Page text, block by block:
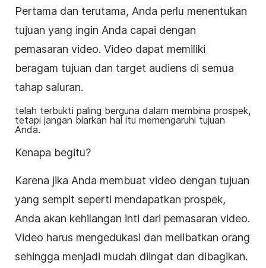
Pertama dan terutama, Anda perlu menentukan
tujuan yang ingin Anda capai dengan
pemasaran video. Video dapat memiliki
beragam tujuan dan target audiens di semua
tahap saluran.
telah terbukti paling berguna dalam membina prospek,
tetapi jangan biarkan hal itu memengaruhi tujuan
Anda.
Kenapa begitu?
Karena jika Anda membuat video dengan tujuan
yang sempit seperti mendapatkan prospek,
Anda akan kehilangan inti dari pemasaran video.
Video harus mengedukasi dan melibatkan orang
sehingga menjadi mudah diingat dan dibagikan.